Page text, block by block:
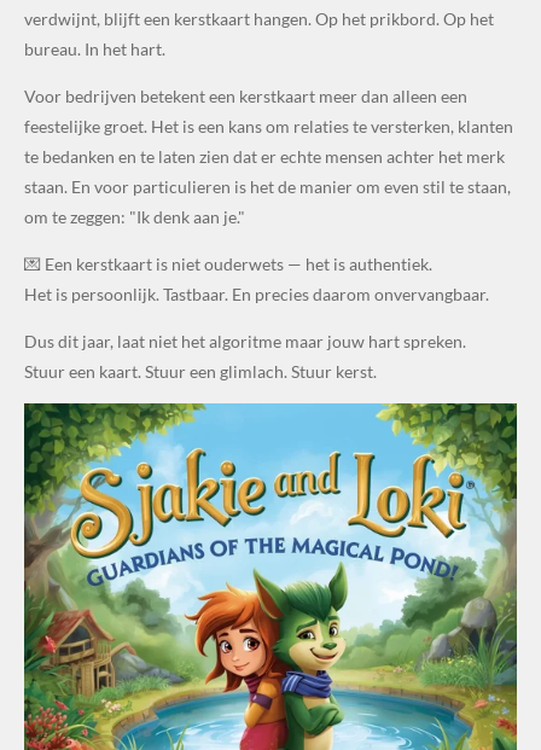
verdwijnt, blijft een kerstkaart hangen. Op het prikbord. Op het
bureau. In het hart.
Voor bedrijven betekent een kerstkaart meer dan alleen een
feestelijke groet. Het is een kans om relaties te versterken, klanten
te bedanken en te laten zien dat er echte mensen achter het merk
staan. En voor particulieren is het de manier om even stil te staan,
om te zeggen: "Ik denk aan je."
💌 Een kerstkaart is niet ouderwets — het is authentiek.
Het is persoonlijk. Tastbaar. En precies daarom onvervangbaar.
Dus dit jaar, laat niet het algoritme maar jouw hart spreken.
Stuur een kaart. Stuur een glimlach. Stuur kerst.